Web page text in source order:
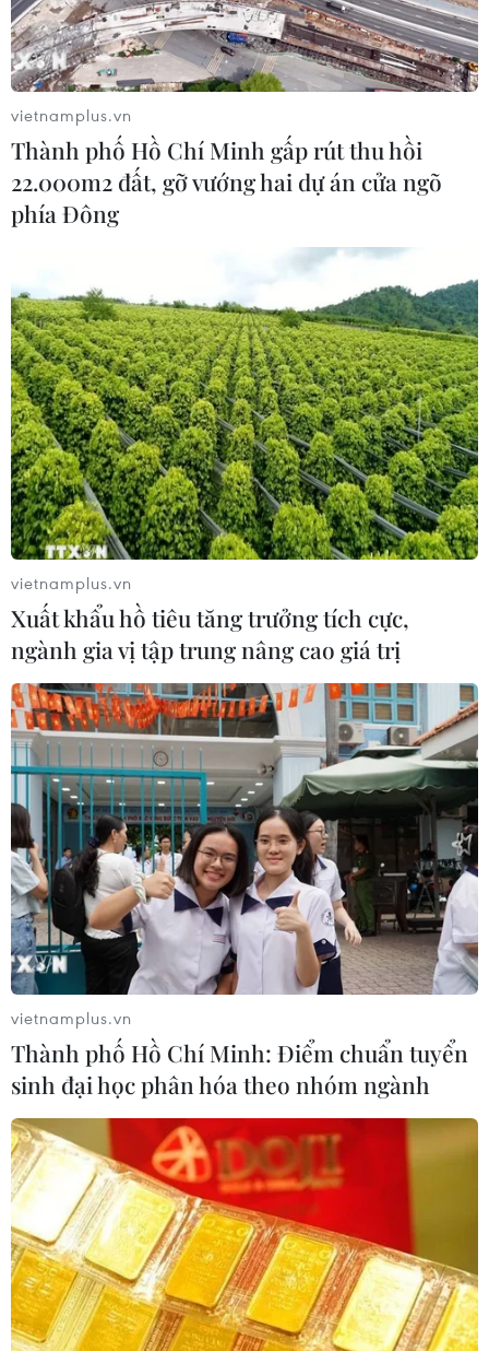
quảng bá, đưa hình ảnh đất nước Việt Nam xinh
đẹp đến khắp mọi nơi; tạo cầu nối thúc đẩy
quan hệ tốt đẹp giữa Việt Nam với các nước./.
(TTXVN/Vietnam+)
#Thừa Thiên-Huế #Thanh niên kiều bào
#Cố đô Huế
Theo dõi VietnamPlus
TIN LIÊN QUAN
Thống nhất nhận thức, hành động công
tác người Việt nam ở nước ngoài
29/06/2022 03:07
Ông Ngô Trịnh Hà, Phó Chủ nhiệm UBNN về người Việt
vietnamplus.vn
Thành phố Hồ Chí Minh gấp rút thu hồi
22.000m2 đất, gỡ vướng hai dự án cửa ngõ
phía Đông
vietnamplus.vn
Xuất khẩu hồ tiêu tăng trưởng tích cực,
ngành gia vị tập trung nâng cao giá trị
vietnamplus.vn
Thành phố Hồ Chí Minh: Điểm chuẩn tuyển
sinh đại học phân hóa theo nhóm ngành